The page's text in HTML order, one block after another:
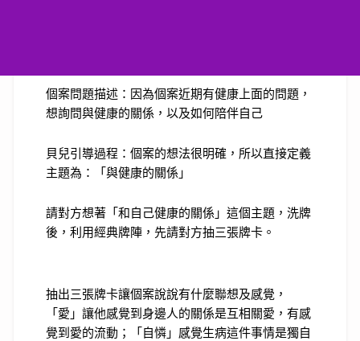
個案問題描述：因為個案近期有健康上面的問題，
想詢問與健康的關係，以及如何陪伴自己
貝兒引導過程：個案的想法很明確，所以直接定義
主題為：「與健康的關係」
請對方想著「和自己健康的關係」這個主題，洗牌
後，利用經典牌陣，先請對方抽三張牌卡。
抽出三張牌卡讓個案說說有什麼聯想及感覺，
「愛」讓他感覺到身邊人的關係是互相關愛，有感
覺到愛的流動；「自憐」感覺生病這件事情是獨自